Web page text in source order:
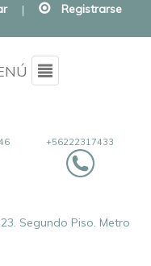
| Registrarse
Menu
+56222317433
Segundo Piso. Metro